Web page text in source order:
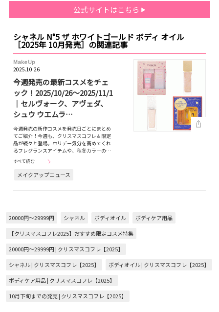
公式サイトはこちら
シャネル N°5 ザ ホワイトゴールド ボディ オイル
［2025年 10月発売］の関連記事
Make Up
2025.10.26
今週発売の最新コスメをチェ
ック！2025/10/26～2025/11/1
｜セルヴォーク、アヴェダ、
シュウ ウエムラ…
今週発売の新作コスメを発売日ごとにまとめ
てご紹介！今週も、クリスマスコフレ＆限定
品が続々と登場。ホリデー気分を高めてくれ
るフレグランスアイテムや、秋冬カラーの…
すべて読む
メイクアップニュース
20000円～29999円 シャネル ボディオイル
ボディケア用品
【クリスマスコフレ2025】おすすめ限定コスメ特集
20000円～29999円 | クリスマスコフレ【2025】
シャネル | クリスマスコフレ【2025】
ボディオイル | クリスマスコフレ【2025】
ボディケア用品 | クリスマスコフレ【2025】
10月下旬までの発売 | クリスマスコフレ【2025】